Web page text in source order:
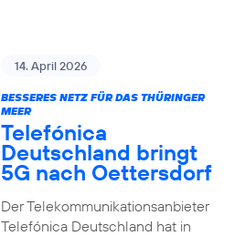
14. April 2026
BESSERES NETZ FÜR DAS THÜRINGER
MEER
Telefónica
Deutschland bringt
5G nach Oettersdorf
Der Telekommunikationsanbieter
Telefónica Deutschland hat in